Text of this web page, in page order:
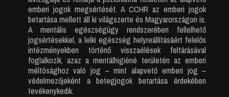
emberi jogok megsértését. A CCHR az emberi jogok
betartása mellett áll ki világszerte és Magyarországon is.
A mentális egészségügy rendszerében fellelhető
jogsértésekkel, a lelki egészség helyreállításáért felelős
intézményekben történő visszaélések feltárásával
foglalkozik, azaz a mentálhigiéné területén az emberi
méltósághoz való jog – mint alapvető emberi jog –
védelmezőjeként a betegjogok betartása érdekében
tevékenykedik.